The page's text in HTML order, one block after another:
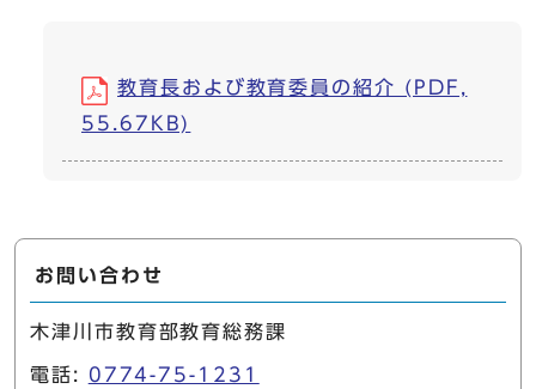
教育長および教育委員の紹介 (PDF,
55.67KB)
お問い合わせ
木津川市教育部教育総務課
電話: 0774-75-1231